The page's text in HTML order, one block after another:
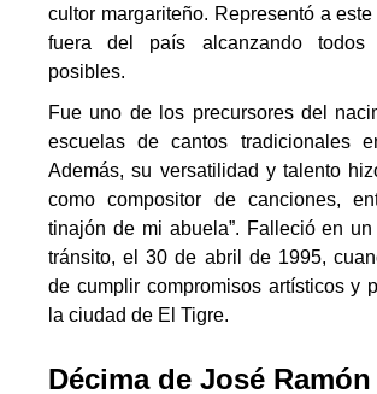
cultor margariteño. Representó a
fuera del país alcanzando todos
posibles.
Fue uno de los precursores del
escuelas de cantos tradicionales
Además, su versatilidad y talento
como compositor de canciones,
tinajón de mi abuela”. Falleció en
tránsito, el 30 de abril de 1995,
de cumplir compromisos artísticos y
la ciudad de El Tigre.
Décima de José Ramón